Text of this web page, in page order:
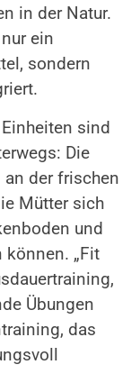
in der Natur.
ein
sondern
sind
Die
der frischen
Mütter sich
und
können. „Fit
Übungen
das